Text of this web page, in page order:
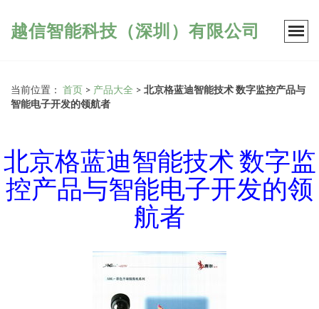
越信智能科技（深圳）有限公司
当前位置： 首页 > 产品大全 > 北京格蓝迪智能技术 数字监控产品与
智能电子开发的领航者
北京格蓝迪智能技术 数字监
控产品与智能电子开发的领
航者